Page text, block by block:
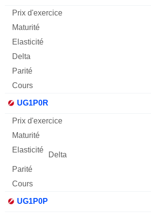
UG1P0R
UG1P0P